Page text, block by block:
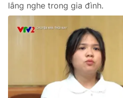
lắng nghe trong gia đình.